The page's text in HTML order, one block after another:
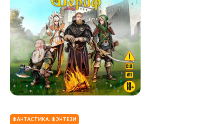
ФАНТАСТИКА. ФЭНТЕЗИ